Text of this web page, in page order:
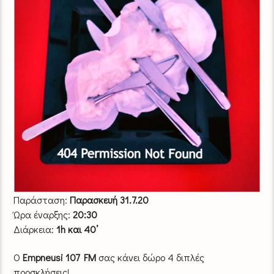
Παράσταση:Παρασκευή 31.7.20
Ώρα έναρξης:20:30
Διάρκεια:1h και 40’
OEmpneusi 107 FM σας κάνει δώρο 4 διπλές